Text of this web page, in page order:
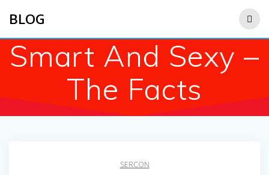
BLOG
Smart And Sexy –
The Facts
SERCON